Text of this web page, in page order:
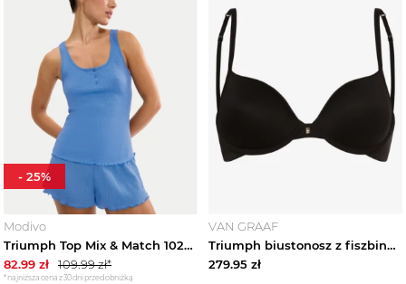
Modivo
Triumph Top Mix & Match 10227215 Niebieski Regular Fit
82.99 zł 109.99zł*
*najniższa cena z 30 dni przed obniżką
- 25%
VAN GRAAF
Triumph biustonosz z fiszbinami Kobiety Sztuczne włókno czarny
279.95 zł